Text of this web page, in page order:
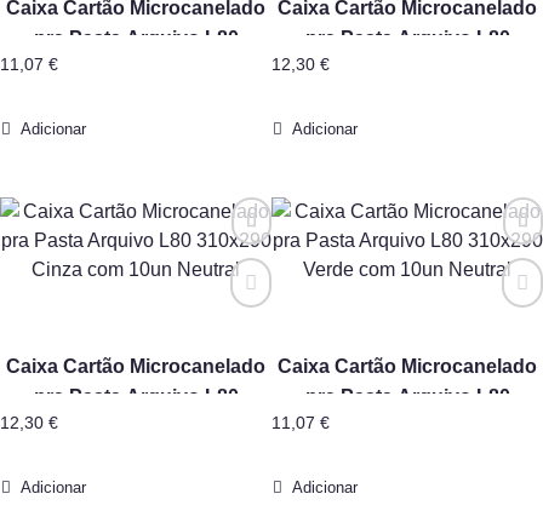
Caixa Cartão Microcanelado
pra Pasta Arquivo L80
310×290 Amarelo com 10un
11,07 €
Adicionar
Caixa Cartão Microcanelado
pra Pasta Arquivo L80
310×290 Azul com 10un
12,30 €
Adicionar
Caixa Cartão Microcanelado
pra Pasta Arquivo L80
310×290 Cinza com 10un
12,30 €
Adicionar
Caixa Cartão Microcanelado
pra Pasta Arquivo L80
310×290 Verde com 10un
11,07 €
Adicionar